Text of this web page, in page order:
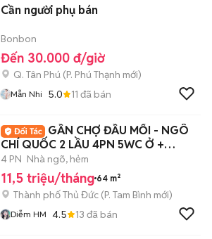
Cần người phụ bán
Bonbon
Đến 30.000 đ/giờ
Q. Tân Phú (P. Phú Thạnh mới)
Mẫn Nhi 5.0 11 đã bán
GẦN CHỢ ĐẦU MỐI - NGÔ
CHÍ QUỐC 2 LẦU 4PN 5WC Ở +
VPCTY+ KD ONLINE
4 PN Nhà ngõ, hẻm
11,5 triệu/tháng 64 m²
Thành phố Thủ Đức (P. Tam Bình mới)
Diễm HM 4.5 13 đã bán